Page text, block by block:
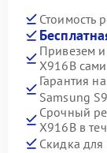
Стоимость
Привезем
X916B сами
Гарантия
Samsung
Срочный
X916B в
Скидка для